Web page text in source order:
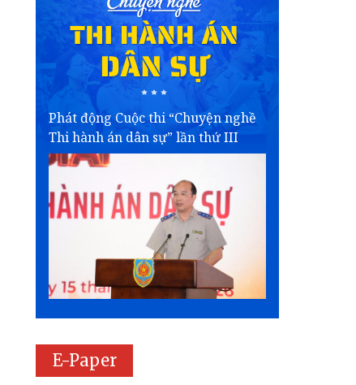
Phát động Cuộc thi “Chuyện nghề
Thi hành án dân sự” lần thứ III
E-Paper